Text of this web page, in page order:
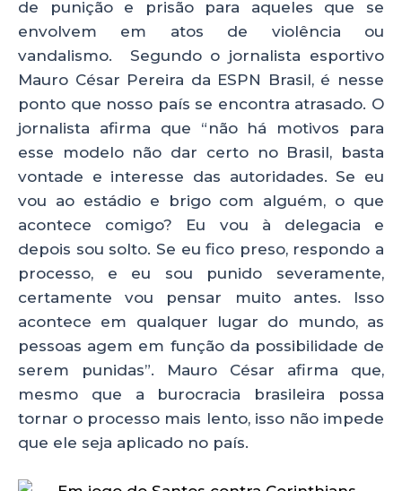
de punição e prisão para aqueles que se
envolvem em atos de violência ou
vandalismo. Segundo o jornalista esportivo
Mauro César Pereira da ESPN Brasil, é nesse
ponto que nosso país se encontra atrasado. O
jornalista afirma que “não há motivos para
esse modelo não dar certo no Brasil, basta
vontade e interesse das autoridades. Se eu
vou ao estádio e brigo com alguém, o que
acontece comigo? Eu vou à delegacia e
depois sou solto. Se eu fico preso, respondo a
processo, e eu sou punido severamente,
certamente vou pensar muito antes. Isso
acontece em qualquer lugar do mundo, as
pessoas agem em função da possibilidade de
serem punidas”. Mauro César afirma que,
mesmo que a burocracia brasileira possa
tornar o processo mais lento, isso não impede
que ele seja aplicado no país.